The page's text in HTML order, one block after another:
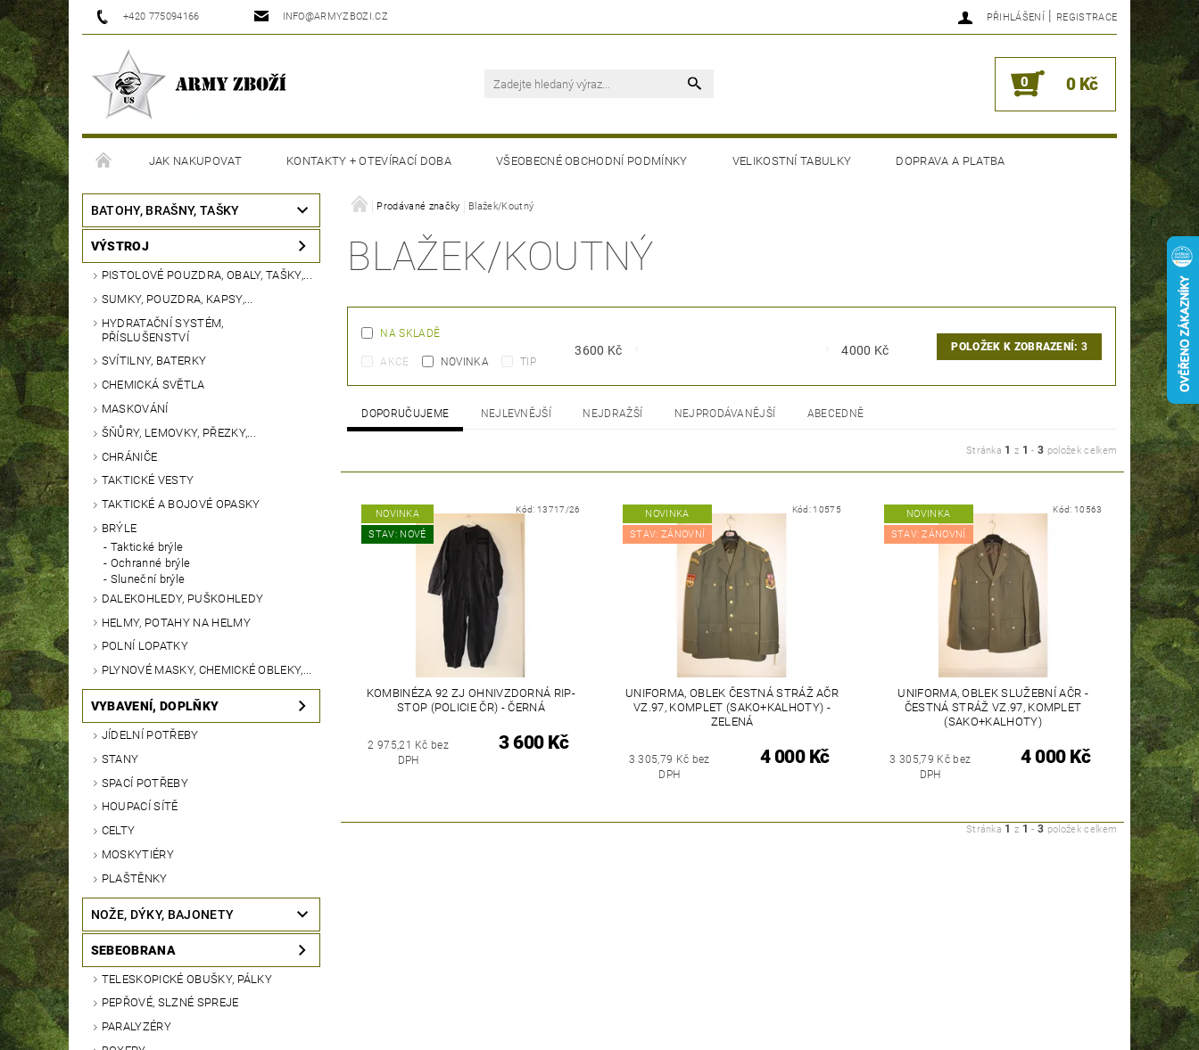
+420 775094166 INFO@ARMYZBOZI.CZ PŘIHLÁŠENÍ | REGISTRACE
0 0 Kč
JAK NAKUPOVAT KONTAKTY + OTEVÍRACÍ DOBA VŠEOBECNÉ OBCHODNÍ PODMÍNKY VELIKOSTNÍ TABULKY DOPRAVA A PLATBA
MOJE OBJEDNÁVKA
BATOHY, BRAŠNY, TAŠKY
VÝSTROJ
PISTOLOVÉ POUZDRA, OBALY, TAŠKY,...
SUMKY, POUZDRA, KAPSY,...
HYDRATAČNÍ SYSTÉM,
PŘÍSLUŠENSTVÍ
SVÍTILNY, BATERKY
CHEMICKÁ SVĚTLA
MASKOVÁNÍ
ŠŇŮRY, LEMOVKY, PŘEZKY,...
CHRÁNIČE
TAKTICKÉ VESTY
TAKTICKÉ A BOJOVÉ OPASKY
BRÝLE
Taktické brýle
Ochranné brýle
Sluneční brýle
DALEKOHLEDY, PUŠKOHLEDY
HELMY, POTAHY NA HELMY
POLNÍ LOPATKY
PLYNOVÉ MASKY, CHEMICKÉ OBLEKY,...
VYBAVENÍ, DOPLŇKY
JÍDELNÍ POTŘEBY
STANY
SPACÍ POTŘEBY
HOUPACÍ SÍTĚ
CELTY
MOSKYTIÉRY
PLAŠTĚNKY
NOŽE, DÝKY, BAJONETY
SEBEOBRANA
TELESKOPICKÉ OBUŠKY, PÁLKY
PEPŘOVÉ, SLZNÉ SPREJE
PARALYZÉRY
Prodávané značky Blažek/Koutný
BLAŽEK/KOUTNÝ
NA SKLADĚ
AKCE NOVINKA TIP
3600 Kč 4000 Kč POLOŽEK K ZOBRAZENÍ:3
DOPORUČUJEME NEJLEVNĚJŠÍ NEJDRAŽŠÍ NEJPRODÁVANĚJŠÍ ABECEDNĚ
Stránka 1 z 1 -3 položek celkem
NOVINKA
STAV: NOVÉ
Kód: 13717/26
KOMBINÉZA 92 ZJ OHNIVZDORNÁ RIP-
STOP (POLICIE ČR) - ČERNÁ
2 975,21 Kč bez
DPH
3 600 Kč
NOVINKA
STAV: ZÁNOVNÍ
Kód: 10575
UNIFORMA, OBLEK ČESTNÁ STRÁŽ AČR
VZ.97, KOMPLET (SAKO+KALHOTY) -
ZELENÁ
3 305,79 Kč bez
DPH
4 000 Kč
NOVINKA
STAV: ZÁNOVNÍ
Kód: 10563
UNIFORMA, OBLEK SLUŽEBNÍ AČR -
ČESTNÁ STRÁŽ VZ.97, KOMPLET
(SAKO+KALHOTY)
3 305,79 Kč bez
DPH
4 000 Kč
Stránka 1 z 1 -3 položek celkem